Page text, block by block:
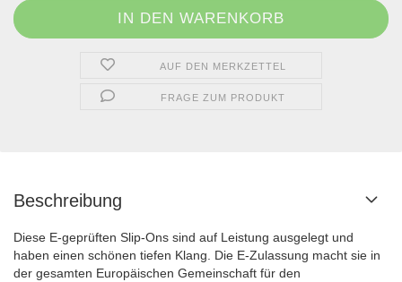
AUF DEN MERKZETTEL
FRAGE ZUM PRODUKT
Beschreibung
Diese E-geprüften Slip-Ons sind auf Leistung ausgelegt und
haben einen schönen tiefen Klang. Die E-Zulassung macht sie in
der gesamten Europäischen Gemeinschaft für den